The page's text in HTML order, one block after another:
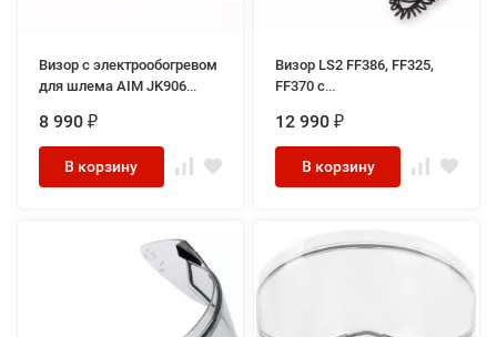
Визор с электрообогревом
для шлема AIM JK906
8 990 ₽
В корзину
Визор LS2 FF386, FF325,
FF370 с
12 990 ₽
В корзину